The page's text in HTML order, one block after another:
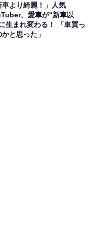
車より綺麗！」人気
、愛車が“新車以
生まれ変わる！ 「車買っ
と思った」